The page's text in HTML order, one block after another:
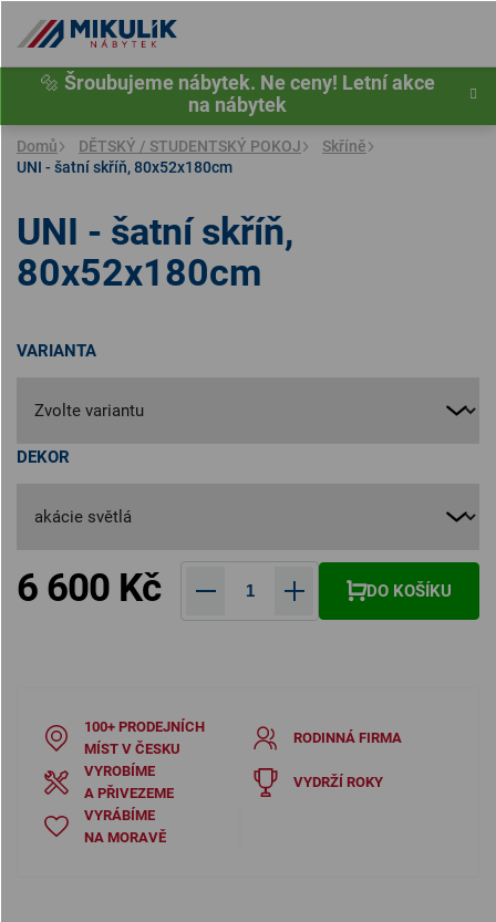
obsah
🔩 Šroubujeme nábytek. Ne ceny! Letní akce
na nábytek
Domů DĚTSKÝ / STUDENTSKÝ POKOJ
Skříně
UNI - šatní skříň, 80x52x180cm
VARIANTA
DEKOR
6 600 Kč DO KOŠÍKU
UNI - šatní skříň,
80x52x180cm
100+ PRODEJNÍCH
MÍST V ČESKU
RODINNÁ FIRMA
VYROBÍME
A PŘIVEZEME
VYDRŽÍ ROKY
VYRÁBÍME
NA MORAVĚ